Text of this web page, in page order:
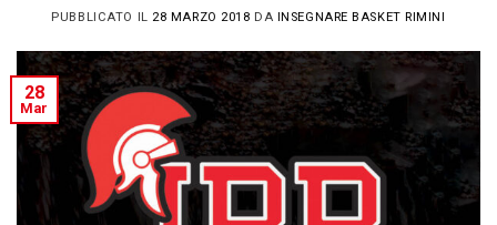
PUBBLICATO IL 28 MARZO 2018 DA INSEGNARE BASKET RIMINI
28
Mar